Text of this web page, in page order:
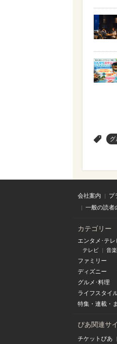
グ
会社案内 プ
一般の読者
カテゴリー
エンタメ･テレ
テレビ 音楽
ファミリー
ディズニー
グルメ･料理
ライフスタイ
特集 ・ 連載 ・
ぴあ関連サ
チケットぴあ